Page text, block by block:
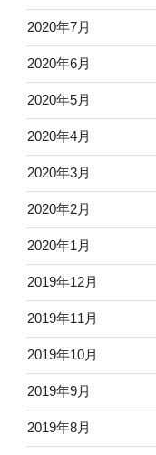
2020年7月
2020年6月
2020年5月
2020年4月
2020年3月
2020年2月
2020年1月
2019年12月
2019年11月
2019年10月
2019年9月
2019年8月